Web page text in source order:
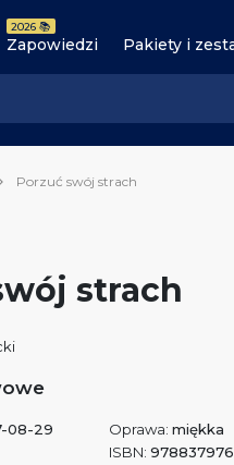
Zapowiedzi
2026 📚
Pakiety i
Porzuć swój strach
strach
08-29
Oprawa: miękka
ISBN: